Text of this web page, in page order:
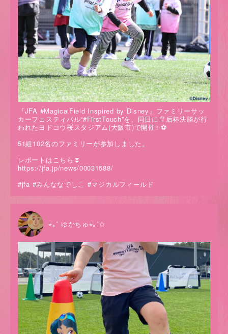
『JFA #MagicalField Inspired by Disney』ファミリーサッ
カーフェスティバル“#FirstTouch”を、同日に皇后杯決勝が行
われたヨドコウ桜スタジアム(大阪市)で開催✨⚽️
51組102名のファミリーが参加しました。
レポートはこちら⏬
https://jfa.jp/news/00031588/
#jfa #みんななでしこ #マジカルフィールド
⋆｡˚ ゆかちゅ⋆｡˚✩